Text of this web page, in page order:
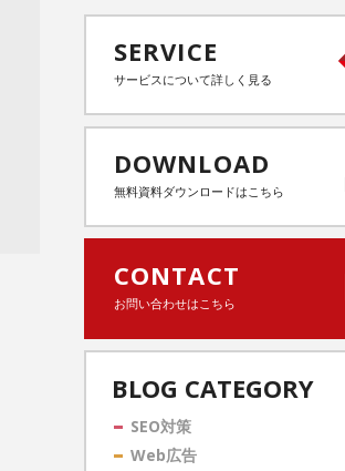
SERVICE
サービスについて詳しく見る
DOWNLOAD
無料資料ダウンロードはこちら
CONTACT
お問い合わせはこちら
BLOG CATEGORY
SEO対策
Web広告